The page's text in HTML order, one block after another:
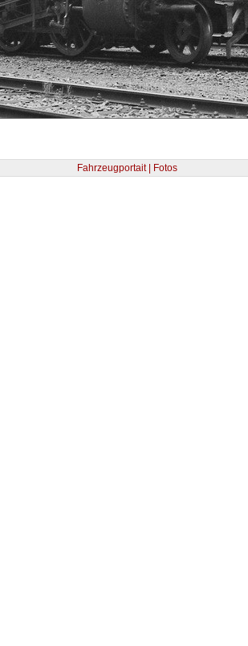
Fahrzeugportait | Fotos